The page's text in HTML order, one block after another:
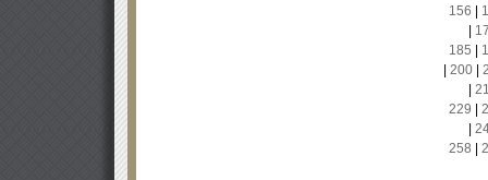
156
185
200|
229
258